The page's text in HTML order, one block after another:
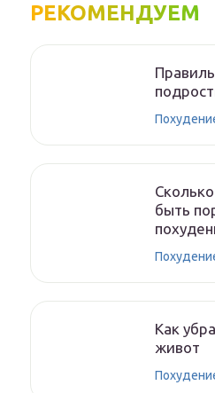
РЕКОМЕНДУЕМ
быть
Как
живот